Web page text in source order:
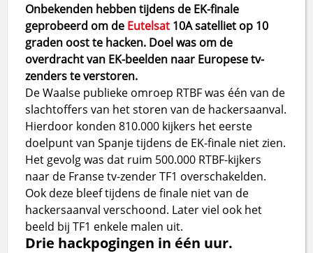
Onbekenden hebben tijdens de EK-finale
geprobeerd om de Eutelsat 10A satelliet op 10
graden oost te hacken. Doel was om de
overdracht van EK-beelden naar Europese tv-
zenders te verstoren.
De Waalse publieke omroep RTBF was één van de
slachtoffers van het storen van de hackersaanval.
Hierdoor konden 810.000 kijkers het eerste
doelpunt van Spanje tijdens de EK-finale niet zien.
Het gevolg was dat ruim 500.000 RTBF-kijkers
naar de Franse tv-zender TF1 overschakelden.
Ook deze bleef tijdens de finale niet van de
hackersaanval verschoond. Later viel ook het
beeld bij TF1 enkele malen uit.
Drie hackpogingen in één uur.